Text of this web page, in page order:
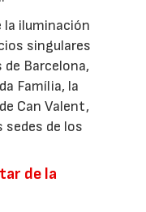
la iluminación
singulares
Barcelona,
Família, la
Can Valent,
sedes de los
de la